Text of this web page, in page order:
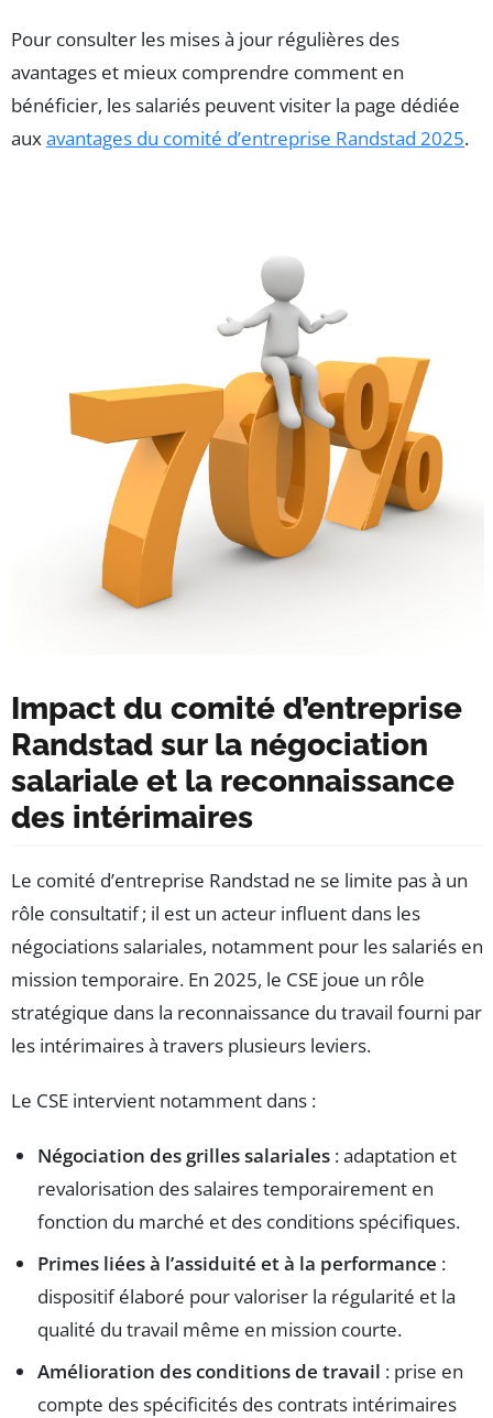
Pour consulter les mises à jour régulières des
avantages et mieux comprendre comment en
bénéficier, les salariés peuvent visiter la page dédiée
auxavantages du comité d’entreprise Randstad 2025.
Impact du comité d’entreprise
Randstad sur la négociation
salariale et la reconnaissance
des intérimaires
Le comité d’entreprise Randstad ne se limite pas à un
rôle consultatif ; il est un acteur influent dans les
négociations salariales, notamment pour les salariés en
mission temporaire. En 2025, le CSE joue un rôle
stratégique dans la reconnaissance du travail fourni par
les intérimaires à travers plusieurs leviers.
Le CSE intervient notamment dans :
Négociation des grilles salariales : adaptation et
revalorisation des salaires temporairement en
fonction du marché et des conditions spécifiques.
Primes liées à l’assiduité et à la performance :
dispositif élaboré pour valoriser la régularité et la
qualité du travail même en mission courte.
Amélioration des conditions de travail : prise en
compte des spécificités des contrats intérimaires